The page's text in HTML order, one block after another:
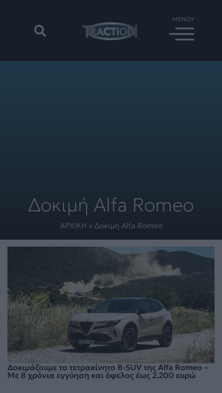
Δοκιμή Alfa Romeo
ΑΡΧΙΚΗ » Δοκιμή Alfa Romeo
Δοκιμάζουμε το τετρακίνητο B-SUV της Alfa Romeo –
Με 8 χρόνια εγγύηση και όφελος έως 2.200 ευρώ